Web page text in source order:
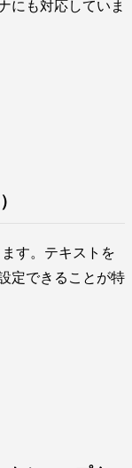
にも対応していま
す。テキストを
定できることが特